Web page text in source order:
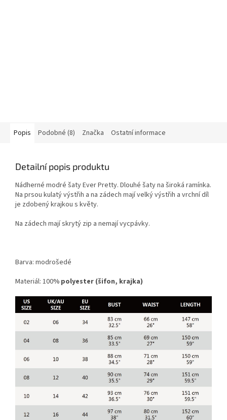
Popis Podobné (8) Značka Ostatní informace
Detailní popis produktu
Nádherné modré šaty Ever Pretty. Dlouhé šaty na široká ramínka.
Na prsou kulatý výstřih a na zádech mají velký výstřih a vrchní díl
je zdobený krajkou s květy.
Na zádech mají skrytý zip a nemají vycpávky.
Barva: modrošedé
Materiál: 100% polyester (šifon, krajka)